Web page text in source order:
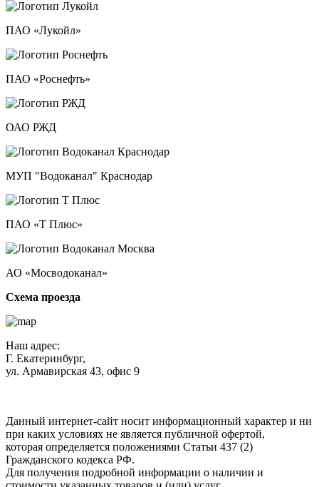
ПАО «Лукойл»
ПАО «Роснефть»
ОАО РЖД
МУП "Водоканал" Краснодар
ПАО «Т Плюс»
АО «Мосводоканал»
Схема проезда
Наш адрес:
Г. Екатеринбург,
ул. Армавирская 43, офис 9
Данный интернет-сайт носит информационный характер и ни
при каких условиях не является публичной офертой,
которая определяется положениями Статьи 437 (2)
Гражданского кодекса РФ.
Для получения подробной информации о наличии и